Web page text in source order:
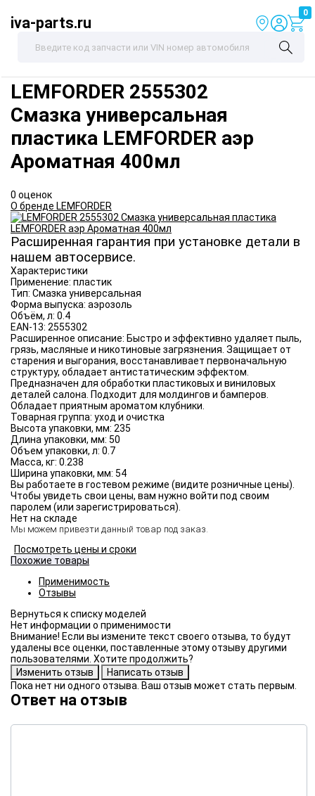
iva-parts.ru
0
LEMFORDER 2555302
Смазка универсальная
пластика LEMFORDER аэр
Ароматная 400мл
0 оценок
О бренде LEMFORDER
Расширенная гарантия при установке детали в
нашем автосервисе.
Характеристики
Применение: пластик
Тип: Смазка универсальная
Форма выпуска: аэрозоль
Объём, л: 0.4
EAN-13: 2555302
Расширенное описание: Быстро и эффективно удаляет пыль,
грязь, масляные и никотиновые загрязнения. Защищает от
старения и выгорания, восстанавливает первоначальную
структуру, обладает антистатическим эффектом.
Предназначен для обработки пластиковых и виниловых
деталей салона. Подходит для молдингов и бамперов.
Обладает приятным ароматом клубники.
Товарная группа: уход и очистка
Высота упаковки, мм: 235
Длина упаковки, мм: 50
Объем упаковки, л: 0.7
Масса, кг: 0.238
Ширина упаковки, мм: 54
Вы работаете в гостевом режиме (видите розничные цены).
Чтобы увидеть свои цены, вам нужно войти под своим
паролем (или зарегистрироваться).
Нет на складе
Мы можем привезти данный товар под заказ.
Посмотреть цены и сроки
Похожие товары
Применимость
Отзывы
Нет информации о применимости
Внимание! Если вы измените текст своего отзыва, то будут
удалены все оценки, поставленные этому отзыву другими
пользователями. Хотите продолжить?
Пока нет ни одного отзыва. Ваш отзыв может стать первым.
Ответ на отзыв